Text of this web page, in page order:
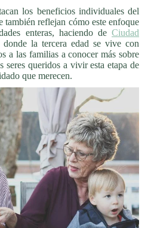
los beneficios individuales del
también reflejan cómo este enfoque
enteras, haciendo de Ciudad
la tercera edad se vive con
a las familias a conocer más sobre
seres queridos a vivir esta etapa de
que merecen.